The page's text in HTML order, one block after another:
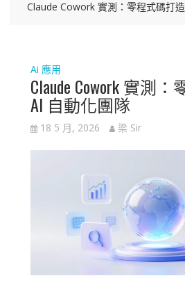
Claude Cowork 實測：零程式碼打
Ai 應用
Claude Cowork 實測
AI 自動化團隊
18 5 月, 2026 梁 Sir